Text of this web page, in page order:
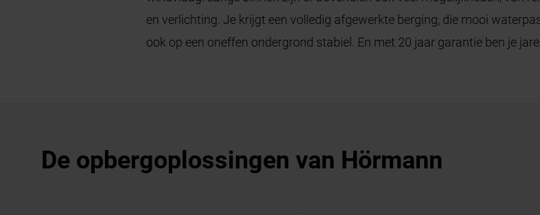
en verlichting. Je krijgt een volledig afgewerkte berging, die mooi
ook op een oneffen ondergrond stabiel. En met 20 jaar garantie ben je
De opbergoplossingen van Hörmann